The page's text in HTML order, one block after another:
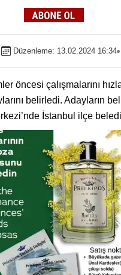
Düzenleme: 13.02.2024 16:34
öncesi çalışmalarını
belirledi. Adayların
İstanbul ilçe